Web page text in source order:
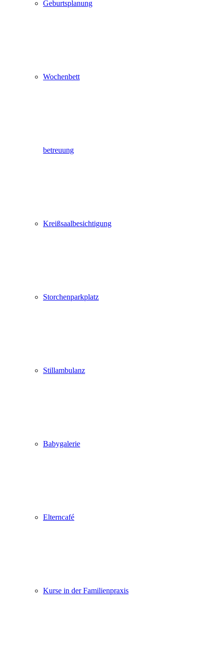
Geburtsplanung
Wochenbett
betreuung
Kreißsaalbesichtigung
Storchenparkplatz
Stillambulanz
Babygalerie
Elterncafé
Kurse in der Familienpraxis